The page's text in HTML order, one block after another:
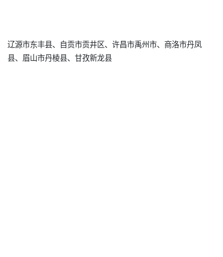
辽源市东丰县、自贡市贡井区、许昌市禹州市、商洛市丹凤
县、眉山市丹棱县、甘孜新龙县